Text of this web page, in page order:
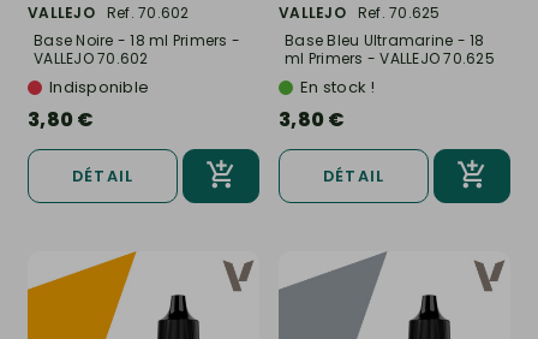
VALLEJO
Ref. 70.602
Base Noire - 18 ml Primers -
VALLEJO 70.602
Indisponible
3,80 €
DÉTAIL
VALLEJO
Ref. 70.625
Base Bleu Ultramarine - 18
ml Primers - VALLEJO 70.625
En stock !
3,80 €
DÉTAIL